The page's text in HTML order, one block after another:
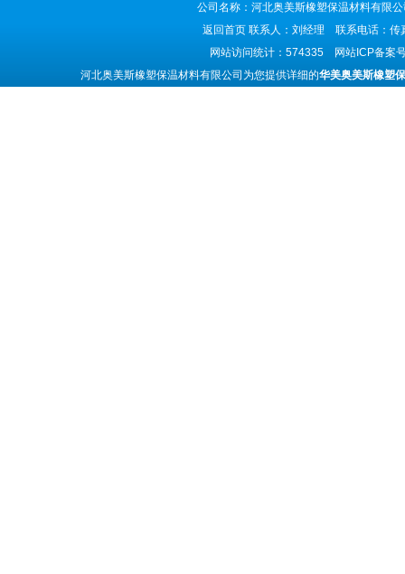
公司名称：河北奥美斯橡塑保温材料有
返回首页 联系人：刘经理 联系电话：
网站访问统计：574335 网站ICP备案
河北奥美斯橡塑保温材料有限公司为您提供详细的华美奥美斯橡塑